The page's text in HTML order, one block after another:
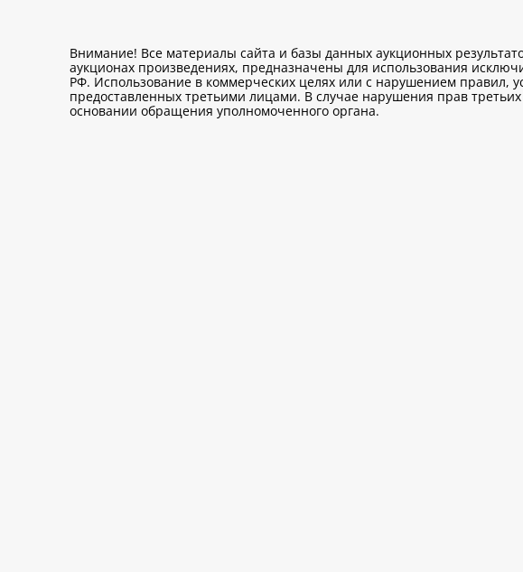
Внимание! Все материалы сайта и базы данных аукционных
аукционах произведениях, предназначены для использования
РФ. Использование в коммерческих целях или с нарушением правил,
предоставленных третьими лицами. В случае нарушения прав
основании обращения уполномоченного органа.